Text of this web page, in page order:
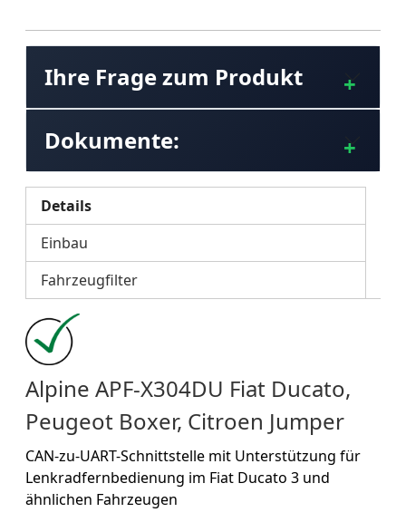
Ihre Frage zum Produkt
Dokumente:
Details
Einbau
Fahrzeugfilter
Alpine APF-X304DU Fiat Ducato,
Peugeot Boxer, Citroen Jumper
CAN-zu-UART-Schnittstelle mit Unterstützung für
Lenkradfernbedienung im Fiat Ducato 3 und
ähnlichen Fahrzeugen